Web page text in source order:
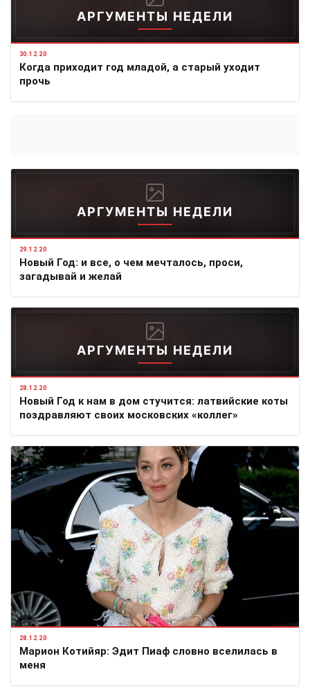
АРГУМЕНТЫ НЕДЕЛИ
30.12.20
Когда приходит год младой, а старый уходит
прочь
АРГУМЕНТЫ НЕДЕЛИ
29.12.20
Новый Год: и все, о чем мечталось, проси,
загадывай и желай
АРГУМЕНТЫ НЕДЕЛИ
28.12.20
Новый Год к нам в дом стучится: латвийские коты
поздравляют своих московских «коллег»
28.12.20
Марион Котийяр: Эдит Пиаф словно вселилась в
меня